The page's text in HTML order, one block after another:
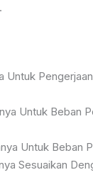
Untuk Beban
Untuk Beban
Sesuaikan